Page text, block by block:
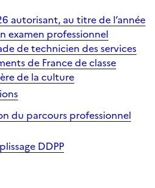
autorisant, au titre de l’année
examen professionnel
de technicien des services
de France de classe
de la culture
du parcours professionnel
DDPP